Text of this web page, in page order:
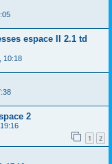
espace II 2.1 td
10:18
2
1 2